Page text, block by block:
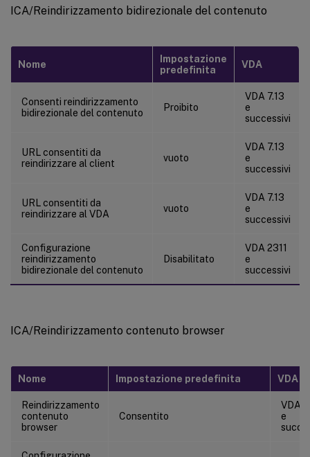
ICA/Reindirizzamento bidirezionale del contenuto
Nome
Impostazione
predefinita
VDA
Consenti reindirizzamento
bidirezionale del contenuto
Proibito
VDA 7.13
e
successivi
URL consentiti da
reindirizzare al client
vuoto
VDA 7.13
e
successivi
URL consentiti da
reindirizzare al VDA
vuoto
VDA 7.13
e
successivi
Configurazione
reindirizzamento
bidirezionale del contenuto
Disabilitato
VDA 2311
e
successivi
ICA/Reindirizzamento contenuto browser
Nome Impostazione predefinita VDA
Reindirizzamento
contenuto
browser
Consentito
VDA
e